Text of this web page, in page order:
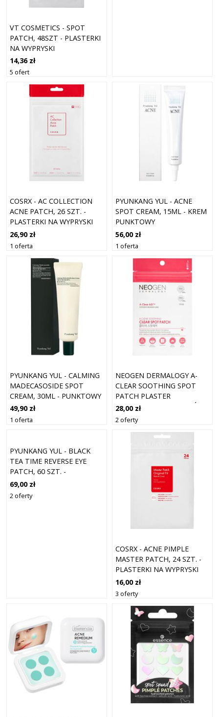
VT COSMETICS - SPOT
PATCH, 48SZT - PLASTERKI
NA WYPRYSKI
14,36 zł
5 ofert
COSRX - AC COLLECTION
ACNE PATCH, 26 SZT. -
PLASTERKI NA WYPRYSKI
26,90 zł
1 oferta
PYUNKANG YUL - ACNE
SPOT CREAM, 15ML - KREM
PUNKTOWY
PRZECIWTRĄDZIKOWY
56,00 zł
1 oferta
PYUNKANG YUL - CALMING
MADECASOSIDE SPOT
CREAM, 30ML - PUNKTOWY
KREM PRZECIWZAPALNY
49,90 zł
1 oferta
NEOGEN DERMALOGY A-
CLEAR SOOTHING SPOT
PATCH PLASTER
OCZYSZCZAJĄCY DO SKÓRY
TRĄDZIKOWEJ 24 SZT.
28,00 zł
2 oferty
PYUNKANG YUL - BLACK
TEA TIME REVERSE EYE
PATCH, 60 SZT. -
PRZECIWZMARSZCZKOWE
PŁATKI POD OCZY
69,00 zł
2 oferty
COSRX - ACNE PIMPLE
MASTER PATCH, 24 SZT. -
PLASTERKI NA WYPRYSKI
16,00 zł
3 oferty